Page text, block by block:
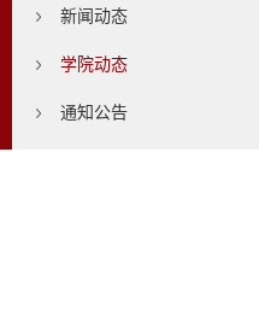
新闻动态
学院动态
通知公告